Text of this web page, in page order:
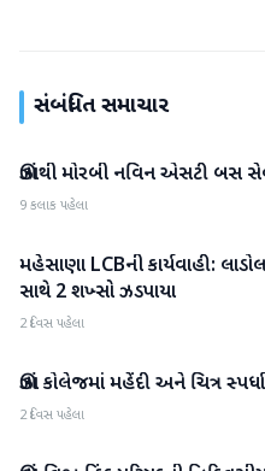
સંબંધિત સમાચાર
મહેસાણા
ઊંઝાથી મોરબી નવિન એસટી બસ
9 કલાક પહેલા
મહેસાણા
મહેસાણા LCBની કાર્યવાહી:
સાથે 2 શખ્સો ઝડપાયા
2 દિવસ પહેલા
મહેસાણા
ઊંઝા કોલેજમાં મહેંદી અને ચિત્ર
2 દિવસ પહેલા